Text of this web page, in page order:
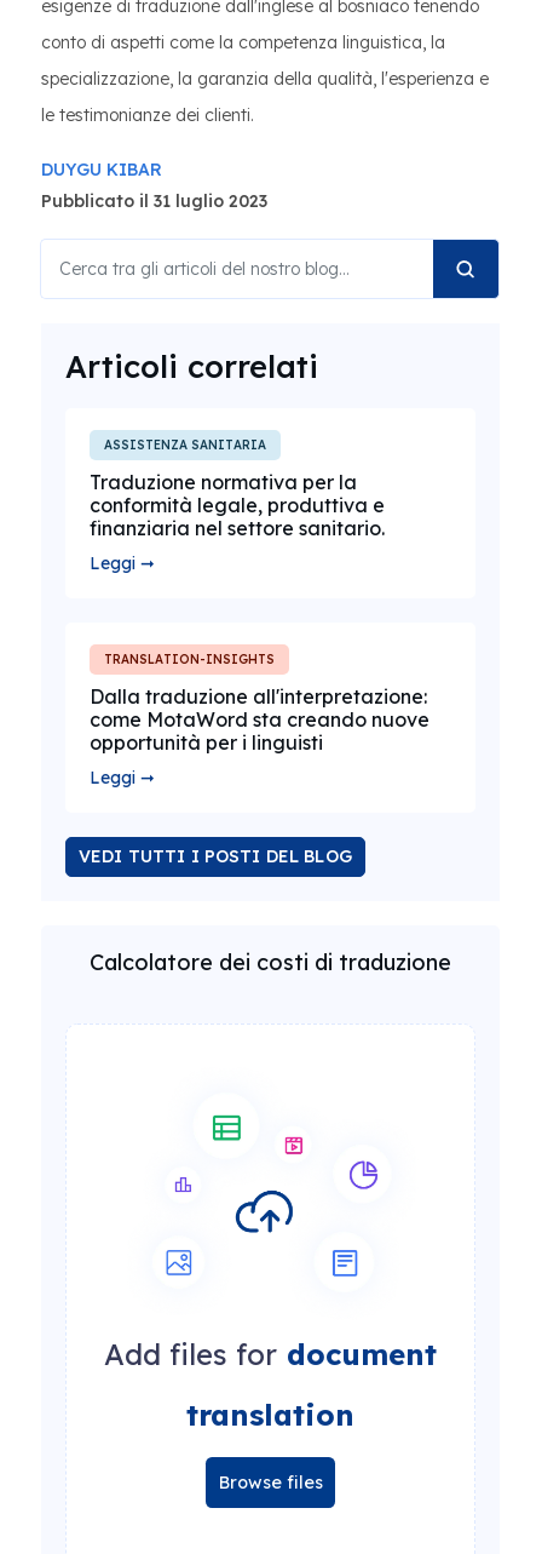
esigenze di traduzione dall'inglese al bosniaco tenendo
conto di aspetti come la competenza linguistica, la
specializzazione, la garanzia della qualità, l'esperienza e
le testimonianze dei clienti.
DUYGU KIBAR
Pubblicato il 31 luglio 2023
Articoli correlati
ASSISTENZA SANITARIA
Traduzione normativa per la
conformità legale, produttiva e
finanziaria nel settore sanitario.
Leggi ➞
TRANSLATION-INSIGHTS
Dalla traduzione all'interpretazione:
come MotaWord sta creando nuove
opportunità per i linguisti
Leggi ➞
VEDI TUTTI I POSTI DEL BLOG
Calcolatore dei costi di traduzione
Add files for document
translation
Browse files